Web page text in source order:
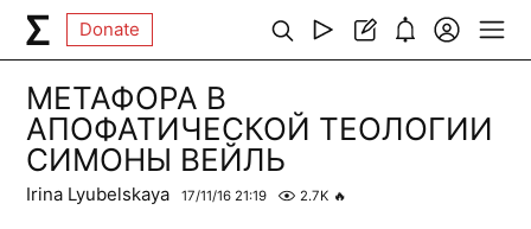
Donate
МЕТАФОРА В
АПОФАТИЧЕСКОЙ ТЕОЛОГИИ
СИМОНЫ ВЕЙЛЬ
Irina Lyubelskaya 17/11/16 21:19 2.7K 🔥